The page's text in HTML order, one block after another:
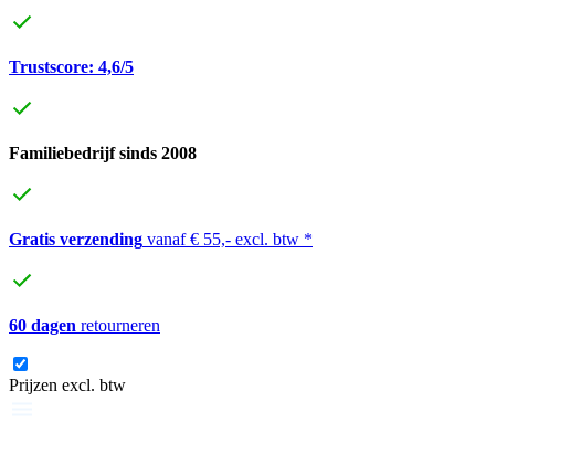
Trustscore: 4,6/5
Familiebedrijf sinds 2008
Gratis verzending vanaf € 55,- excl. btw *
60 dagen retourneren
Prijzen excl. btw